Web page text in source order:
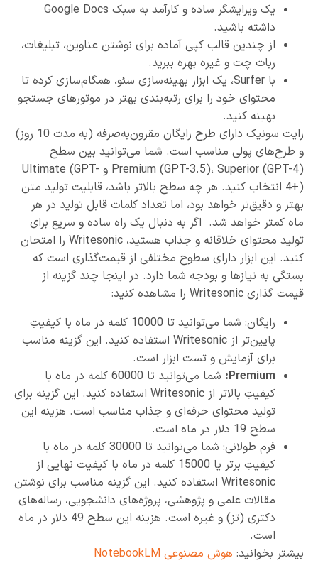
یک ویرایشگر ساده و کارآمد به سبک Google Docs
داشته باشید.
از چندین قالب کپی آماده برای نوشتن عناوین، تبلیغات،
ربات چت و غیره بهره ببرید.
با Surfer، یک ابزار بهینه‌سازی سئو، همگام‌سازی کرده تا
محتوای خود را برای رتبه‌بندی بهتر در موتورهای جستجو
بهینه کنید.
رایت سونیک دارای طرح رایگان مقرون‌به‌صرفه (به مدت 10 روز)
و طرح‌های پولی مناسب است. شما می‌توانید بین سطح
Premium (GPT-3.5)، Superior (GPT-4) و Ultimate (GPT-
4+) انتخاب کنید. هر چه سطح بالاتر باشد، قابلیت تولید متن
بهتر و دقیق‌تر خواهد بود، اما تعداد کلمات قابل تولید در هر
ماه کمتر خواهد شد. اگر به دنبال یک راه ساده و سریع برای
تولید محتوای خلاقانه و جذاب هستید، Writesonic را امتحان
کنید. این ابزار دارای سطوح مختلفی از قیمت‌گذاری است که
بستگی به نیازها و بودجه شما دارد. در اینجا چند گزینه از
قیمت گذاری Writesonic را مشاهده کنید:
رایگان: شما می‌توانید تا 10000 کلمه در ماه با کیفیتِ
پایین‌تر از Writesonic استفاده کنید. این گزینه مناسب
برای آزمایش و تست ابزار است.
Premium:
شما می‌توانید تا 60000 کلمه در ماه با
کیفیتِ بالاتر از Writesonic استفاده کنید. این گزینه برای
تولید محتوای حرفه‌ای و جذاب مناسب است. هزینه این
سطح 19 دلار در ماه است.
فرم طولانی: شما می‌توانید تا 30000 کلمه در ماه با
کیفیتِ برتر یا 15000 کلمه در ماه با کیفیت نهایی از
Writesonic استفاده کنید. این گزینه مناسب برای نوشتن
مقالات علمی و پژوهشی، پروژه‌های دانشجویی، رساله‌های
دکتری (تز) و غیره است. هزینه این سطح 49 دلار در ماه
است.
بیشتر بخوانید: هوش مصنوعی NotebookLM